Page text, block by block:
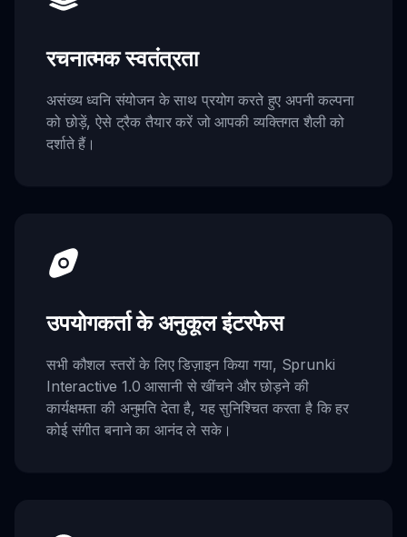
रचनात्मक स्वतंत्रता
असंख्य ध्वनि संयोजन के साथ प्रयोग करते हुए अपनी कल्पना
को छोड़ें, ऐसे ट्रैक तैयार करें जो आपकी व्यक्तिगत शैली को
दर्शाते हैं।
उपयोगकर्ता के अनुकूल इंटरफेस
सभी कौशल स्तरों के लिए डिज़ाइन किया गया, Sprunki
Interactive 1.0 आसानी से खींचने और छोड़ने की
कार्यक्षमता की अनुमति देता है, यह सुनिश्चित करता है कि हर
कोई संगीत बनाने का आनंद ले सके।